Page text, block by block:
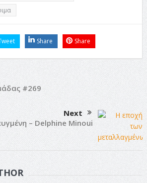
Share Share
#269
Next
– Delphine Minoui